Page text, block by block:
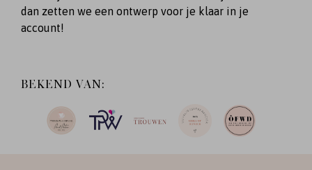
dan zetten we een ontwerp voor je klaar in je
account!
BEKEND VAN: